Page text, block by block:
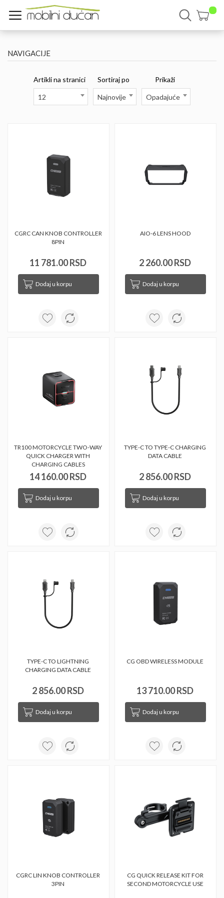
NAVIGACIJE
Artikli na stranici
12
Sortiraj po
Najnovije
Prikaži
Opadajuće
CGRC CAN KNOB CONTROLLER
8PIN
11 781.00 RSD
Dodaj u korpu
AIO-6 LENS HOOD
2 260.00 RSD
Dodaj u korpu
TR100 MOTORCYCLE TWO-WAY
QUICK CHARGER WITH
CHARGING CABLES
14 160.00 RSD
Dodaj u korpu
TYPE-C TO TYPE-C CHARGING
DATA CABLE
2 856.00 RSD
Dodaj u korpu
TYPE-C TO LIGHTNING
CHARGING DATA CABLE
2 856.00 RSD
Dodaj u korpu
CG OBD WIRELESS MODULE
13 710.00 RSD
Dodaj u korpu
CGRC LIN KNOB CONTROLLER
3PIN
CG QUICK RELEASE KIT FOR
SECOND MOTORCYCLE USE